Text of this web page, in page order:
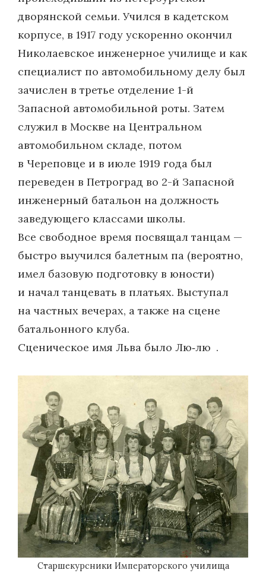
дворянской семьи. Учился в кадетском
корпусе, в 1917 году ускоренно окончил
Никола­евское инженерное училище и как
специалист по автомобильному делу был
зачислен в третье отделение 1-й
Запасной автомобильной роты. Затем
служил в Москве на Центральном
автомобильном складе, потом
в Череповце и в июле 1919 года был
переведен в Петроград во 2-й Запасной
инженерный батальон на должность
заведующего классами школы.
Все свободное время посвящал танцам —
быстро выучился балетным па (вероятно,
имел базовую подготовку в юности)
и начал танцевать в платьях. Выступал
на частных вечерах, а также на сцене
батальонного клуба.
Сценическое имя Льва было Лю‑лю .
Старшекурсники Императорского училища